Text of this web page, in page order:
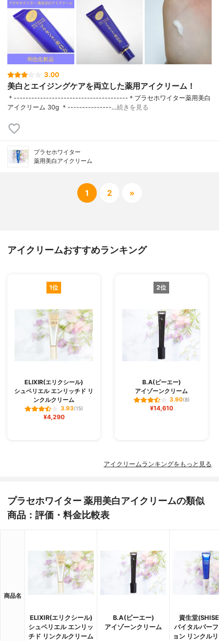
3.00
美白とエイジングケアを両立した薬用アイクリーム！
＊---------------------------------------＊プラセホワイター薬用美白
アイクリーム 30g ＊---------------…続きを見る
プラセホワイター
薬用美白アイクリーム
1 2 »
アイクリームおすすめランキング
1位
ELIXIR(エリクシール)
シュペリエル エンリッチド リ
ンクルクリーム
3.93(15)
¥4,290
2位
B.A(ビーエー)
アイゾーンクリーム
3.90(8)
¥14,610
アイクリームランキングをもっと見る
プラセホワイター 薬用美白アイクリームの類似
商品：評価・料金比較表
商品名
ELIXIR(エリクシール)
シュペリエル エンリッ
チド リンクルクリーム
B.A(ビーエー)
アイゾーンクリーム
資生堂
バイタルパー
ョン リンクル